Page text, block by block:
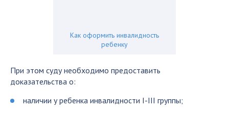
Как оформить инвалидность
ребенку
При этом суду необходимо предоставить
доказательства о:
наличии у ребенка инвалидности I-III группы;